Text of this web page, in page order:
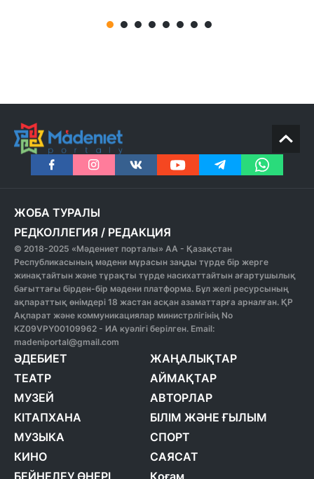
ЖОБА ТУРАЛЫ
РЕДКОЛЛЕГИЯ / РЕДАКЦИЯ
© 2018-2025 «Мәдениет порталы» АА - Қазақстан
Республикасының мәдени мұрасын заңды түрде бір жерге
жинақтайтын және тұрақты түрде насихаттайтын ағартушылық
бағыттағы бірден-бір мәдени платформа. Бұл желі ресурсының
ақпараттық өнімдері 18 жастан асқан азаматтарға арналған. ҚР
Ақпарат және коммуникациялар министрлігінің No
KZ09VPY00109962 - ИА куәлігі берілген. Email:
madeniportal@gmail.com
ӘДЕБИЕТ
ТЕАТР
МУЗЕЙ
КІТАПХАНА
МУЗЫКА
КИНО
ЖАҢАЛЫҚТАР
АЙМАҚТАР
АВТОРЛАР
БІЛІМ ЖӘНЕ ҒЫЛЫМ
СПОРТ
САЯСАТ